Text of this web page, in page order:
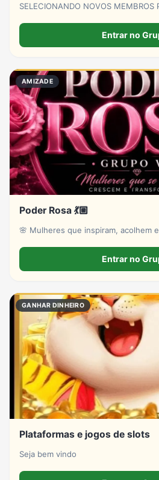
SELECIONANDO NOVOS MEMBROS
BABAQUICE GRATUITA COM
da tropinha, são anos de união🐻‍❄️
Entrar no
AMIZADE
Poder Rosa 💃🏼
🌸 Mulheres que inspiram, acolhem
Entrar no
GANHAR DINHEIRO
Plataformas e jogos de slots
Seja bem vindo